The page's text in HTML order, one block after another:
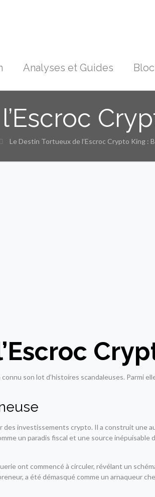
Analyses et Guides
Le Destin Tortueux de l’Escroc Crypto King :
son lot d’histoires scandaleuses. Parmi
investissements crypto. Il a construit une
un paradis fiscal et une source
ont commencé à circuler, révélant un
a été démasqué comme un arnaqueur